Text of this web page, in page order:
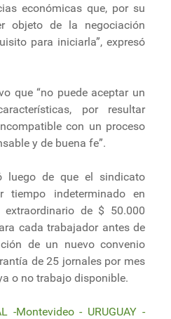
económicas que, por su
objeto de la negociación
para iniciarla”, expresó
que “no puede aceptar un
por resultar
con un proceso
y de buena fe”.
luego de que el sindicato
indeterminado en
de $ 50.000
cada trabajador antes de
de un nuevo convenio
de 25 jornales por mes
o no trabajo disponible.
-Montevideo - URUGUAY -